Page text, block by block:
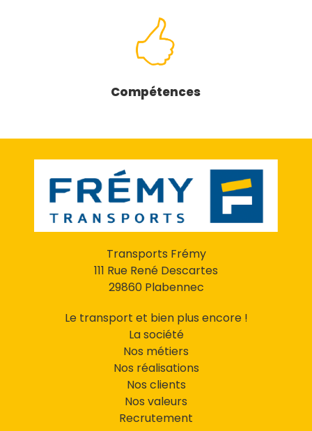
Compétences
Transports Frémy
111 Rue René Descartes
29860 Plabennec
Le transport et bien plus encore !
La société
Nos métiers
Nos réalisations
Nos clients
Nos valeurs
Recrutement